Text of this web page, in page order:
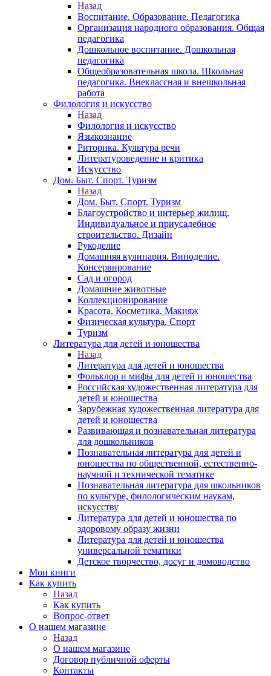
Назад
Воспитание. Образование. Педагогика
Организация народного образования. Общая
педагогика
Дошкольное воспитание. Дошкольная
педагогика
Общеобразовательная школа. Школьная
педагогика. Внеклассная и внешкольная
работа
Филология и искусство
Назад
Филология и искусство
Языкознание
Риторика. Культура речи
Литературоведение и критика
Искусство
Дом. Быт. Спорт. Туризм
Назад
Дом. Быт. Спорт. Туризм
Благоустройство и интерьер жилищ.
Индивидуальное и приусадебное
строительство. Дизайн
Рукоделие
Домашняя кулинария. Виноделие.
Консервирование
Сад и огород
Домашние животные
Коллекционирование
Красота. Косметика. Макияж
Физическая культура. Спорт
Туризм
Литература для детей и юношества
Назад
Литература для детей и юношества
Фольклор и мифы для детей и юношества
Российская художественная литература для
детей и юношества
Зарубежная художественная литература для
детей и юношества
Развивающая и познавательная литература
для дошкольников
Познавательная литература для детей и
юношества по общественной, естественно-
научной и технической тематике
Познавательная литература для школьников
по культуре, филологическим наукам,
искусству
Литература для детей и юношества по
здоровому образу жизни
Литература для детей и юношества
универсальной тематики
Детское творчество, досуг и домоводство
Мои книги
Как купить
Назад
Как купить
Вопрос-ответ
О нашем магазине
Назад
О нашем магазине
Договор публичной оферты
Контакты